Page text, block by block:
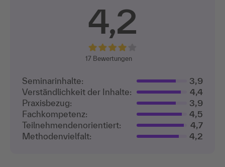
4,2
17 Bewertungen
Seminarinhalte:
3,9
Verständlichkeit der Inhalte:
4,4
Praxisbezug:
3,9
Fachkompetenz:
4,5
Teilnehmenden­orientiert:
4,7
Methodenvielfalt:
4,2